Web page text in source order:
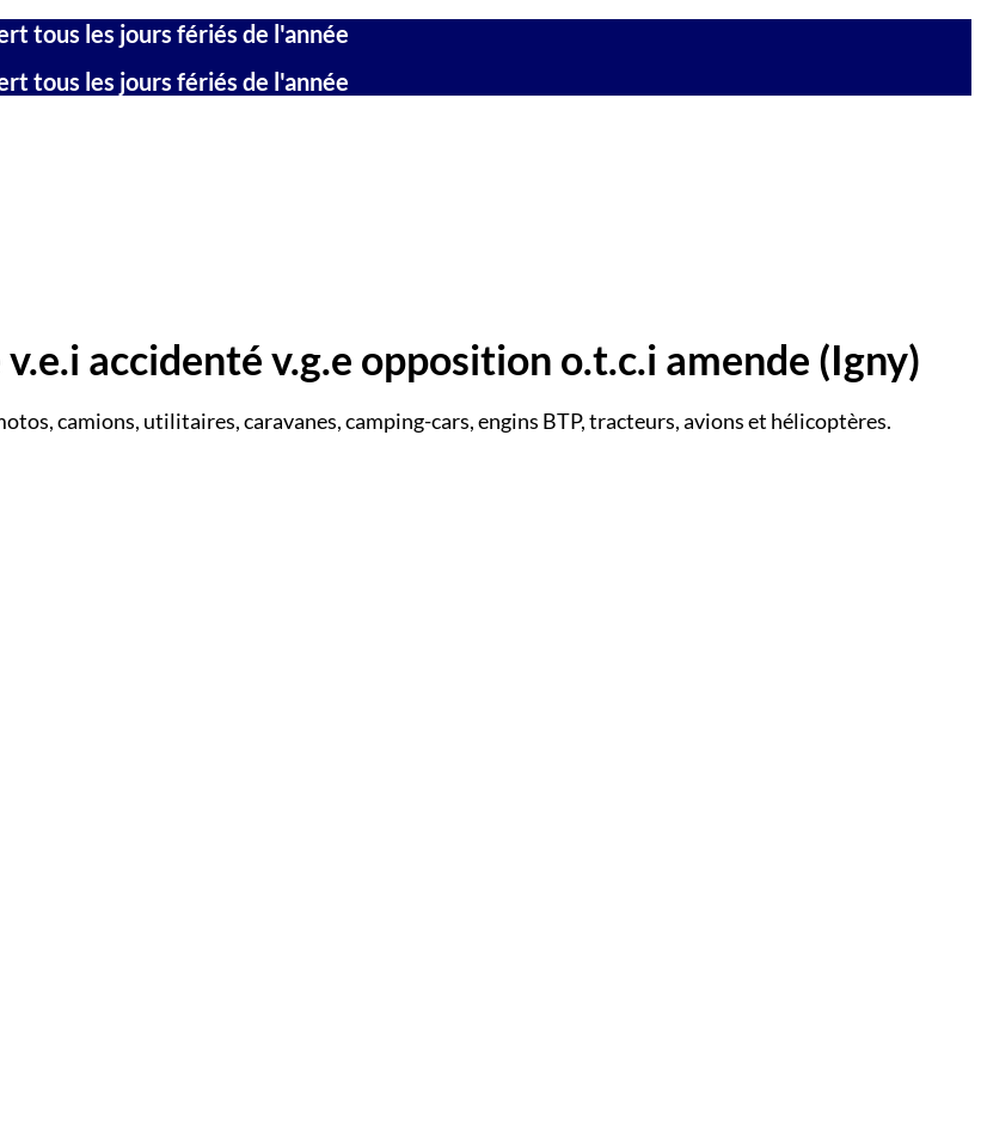
tous les jours fériés de l'année
tous les jours fériés de l'année
accidenté v.g.e opposition o.t.c.i amende (Igny)
camions, utilitaires, caravanes, camping-cars, engins BTP, tracteurs, avions et hélicoptères.